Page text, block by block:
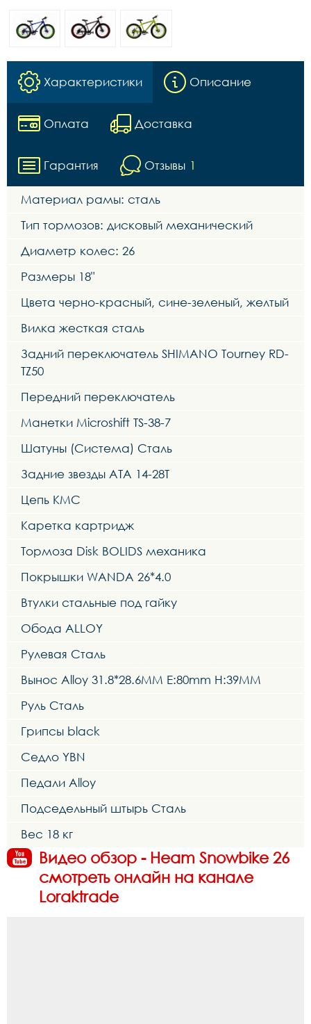
Характеристики Описание
Оплата Доставка
Гарантия Отзывы 1
Материал рамы: сталь
Тип тормозов: дисковый механический
Диаметр колес: 26
Размеры 18"
Цвета черно-красный, сине-зеленый, желтый
Вилка жесткая сталь
Задний переключатель SHIMANO Tourney RD-
TZ50
Передний переключатель
Манетки Microshift TS-38-7
Шатуны (Система) Сталь
Задние звезды ATA 14-28T
Цепь KMC
Каретка картридж
Тормоза Disk BOLIDS механика
Покрышки WANDA 26*4.0
Втулки стальные под гайку
Обода ALLOY
Рулевая Сталь
Вынос Alloy 31.8*28.6MM E:80mm H:39MM
Руль Сталь
Грипсы black
Седло YBN
Педали Alloy
Подседельный штырь Cталь
Вес 18 кг
Видео обзор - Heam Snowbike 26
смотреть онлайн на канале
Loraktrade